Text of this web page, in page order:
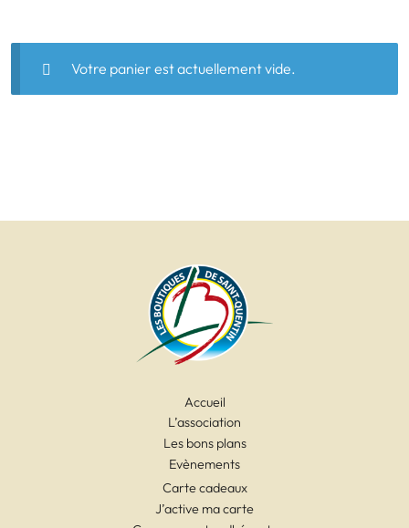
Votre panier est actuellement vide.
Accueil
L’association
Les bons plans
Evènements
Carte cadeaux
J’active ma carte